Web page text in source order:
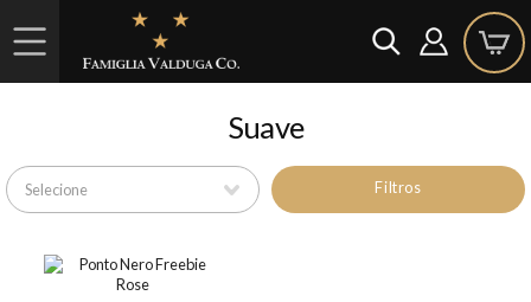
Suave
Filtros